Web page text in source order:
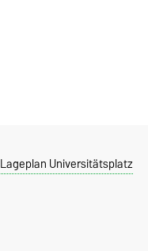
Lageplan Universitätsplatz